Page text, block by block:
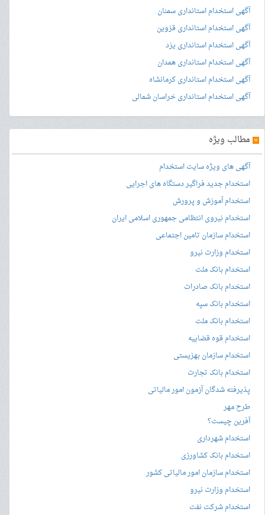
آگهی استخدام استانداری سمنان
آگهی استخدام استانداری قزوین
آگهی استخدام استانداری یزد
آگهی استخدام استانداری همدان
آگهی استخدام استانداری کرمانشاه
آگهی استخدام استانداری خراسان شمالی
» مطالب ویژه
آگهی های ویژه سایت استخدام
استخدام جدید فراگیر دستگاه های اجرایی
استخدام آموزش و پرورش
استخدام نیروی انتظامی جمهوری اسلامی ایران
استخدام سازمان تامین اجتماعی
استخدام وزارت نیرو
استخدام بانک ملت
استخدام بانک صادرات
استخدام بانک سپه
استخدام بانک ملت
استخدام قوه قضاییه
استخدام سازمان بهزیستی
استخدام بانک تجارت
پذیرفته شدگان آزمون امور مالیاتی
طرح مهر
آفرین چیست؟
استخدام شهرداری
استخدام بانک کشاورزی
استخدام سازمان امور مالیاتی کشور
استخدام وزارت نیرو
استخدام شرکت نفت